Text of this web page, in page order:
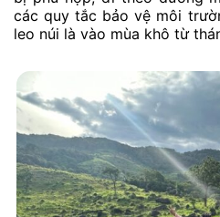
các quy tắc bảo vệ môi
leo núi là vào mùa khô từ